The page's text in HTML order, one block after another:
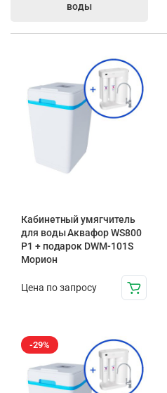
воды
Кабинетный умягчитель
для воды Аквафор WS800
P1 + подарок DWM-101S
Морион
Цена по запросу
-29%